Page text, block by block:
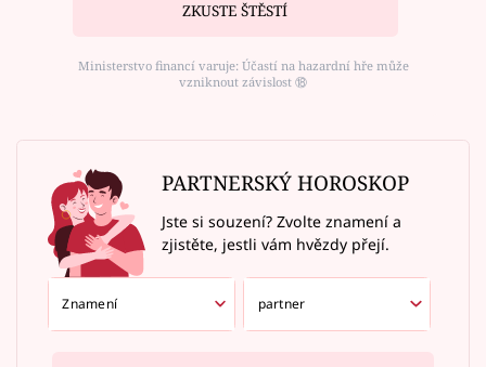
ZKUSTE ŠTĚSTÍ
Ministerstvo financí varuje: Účastí na hazardní hře může
vzniknout závislost ⑱
PARTNERSKÝ HOROSKOP
Jste si souzení? Zvolte znamení a
zjistěte, jestli vám hvězdy přejí.